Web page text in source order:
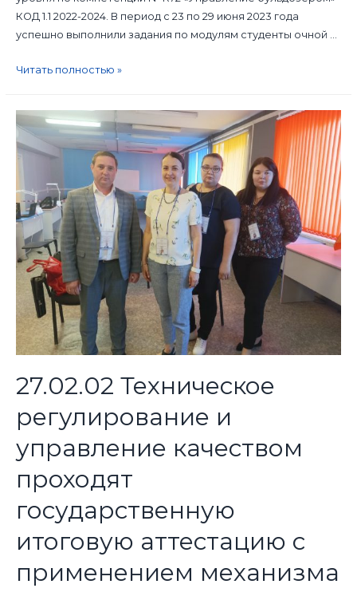
КОД 1.1 2022-2024. В период с 23 по 29 июня 2023 года
успешно выполнили задания по модулям студенты очной …
Читать полностью »
27.02.02 Техническое
регулирование и
управление качеством
проходят
государственную
итоговую аттестацию с
применением механизма